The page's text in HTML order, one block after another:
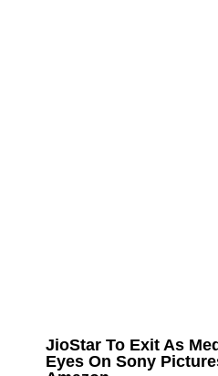
JioStar To Exit As
Eyes On Sony